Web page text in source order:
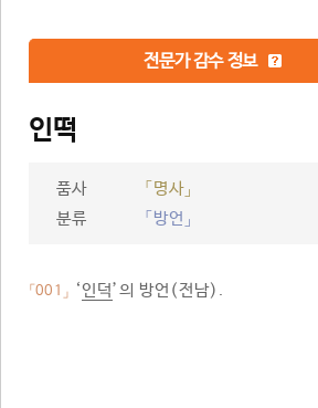
전문가 감수 정보
인떡
품사
「명사」
분류
「방언」
「001」 ‘인덕’의 방언(전남).